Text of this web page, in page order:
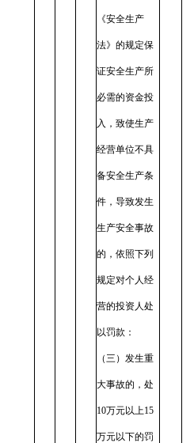
《安全生产
法》的规定保
证安全生产所
必需的资金投
入，致使生产
经营单位不具
备安全生产条
件，导致发生
生产安全事故
的，依照下列
规定对个人经
营的投资人处
以罚款：
（三）发生重
大事故的，处
10万元以上15
万元以下的罚